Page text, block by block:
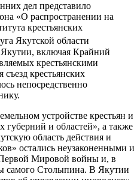
дел представило
«О распространении на
крестьянских
Якутской области
включая Крайний
крестьянскими
крестьянских
непосредственно
устройстве крестьян и
губерний и областей», а также
область действия и
остались неузаконенными и
Мировой войны и, в
самого Столыпина. В Якутии